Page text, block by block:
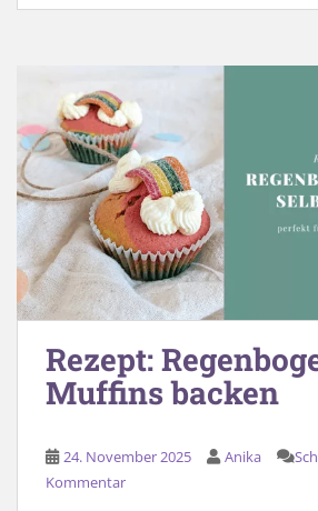
Rezept:
Muffins backen
24. November 2025 Anika
Kommentar